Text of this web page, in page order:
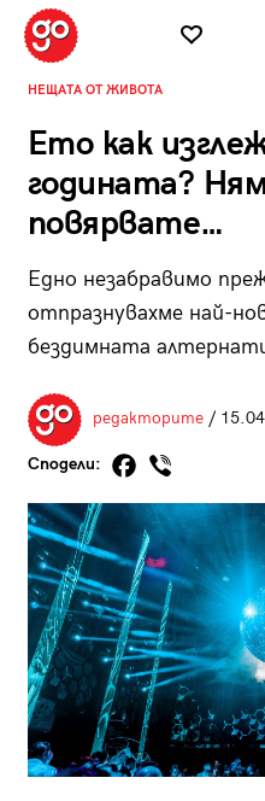
НЕЩАТА ОТ ЖИВОТА
Eто как
годината?
повярвате…
Едно незабравимо
отпразнувахме най-
бездимната
редакторите/
Сподели: